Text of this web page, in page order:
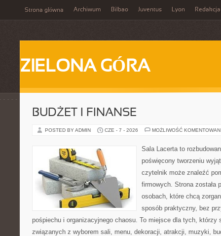
Strona główna Archiwum Bilbao Juventus Lyon Redakcja
ZIELONA GÓRA
BUDŻET I FINANSE
POSTED BY ADMIN CZE - 7 - 2026 MOŻLIWOŚĆ
Sala Lacerta to
poświęcony tworzeniu
czytelnik może znaleźć
firmowych. Strona została
osobach, które chcą
sposób praktyczny, bez
pośpiechu i organizacyjnego chaosu. To miejsce dla tych, którzy
związanych z wyborem sali, menu, dekoracji, atrakcji, muzyki,